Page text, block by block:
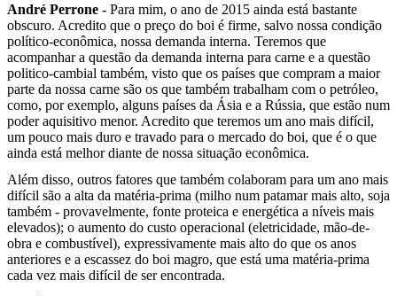
André Perrone - Para mim, o ano de 2015 ainda está bastante
obscuro. Acredito que o preço do boi é firme, salvo nossa condição
político-econômica, nossa demanda interna. Teremos que
acompanhar a questão da demanda interna para carne e a questão
politico-cambial também, visto que os países que compram a maior
parte da nossa carne são os que também trabalham com o petróleo,
como, por exemplo, alguns países da Ásia e a Rússia, que estão num
poder aquisitivo menor. Acredito que teremos um ano mais difícil,
um pouco mais duro e travado para o mercado do boi, que é o que
ainda está melhor diante de nossa situação econômica.
Além disso, outros fatores que também colaboram para um ano mais
difícil são a alta da matéria-prima (milho num patamar mais alto, soja
também - provavelmente, fonte proteica e energética a níveis mais
elevados); o aumento do custo operacional (eletricidade, mão-de-
obra e combustível), expressivamente mais alto do que os anos
anteriores e a escassez do boi magro, que está uma matéria-prima
cada vez mais difícil de ser encontrada.